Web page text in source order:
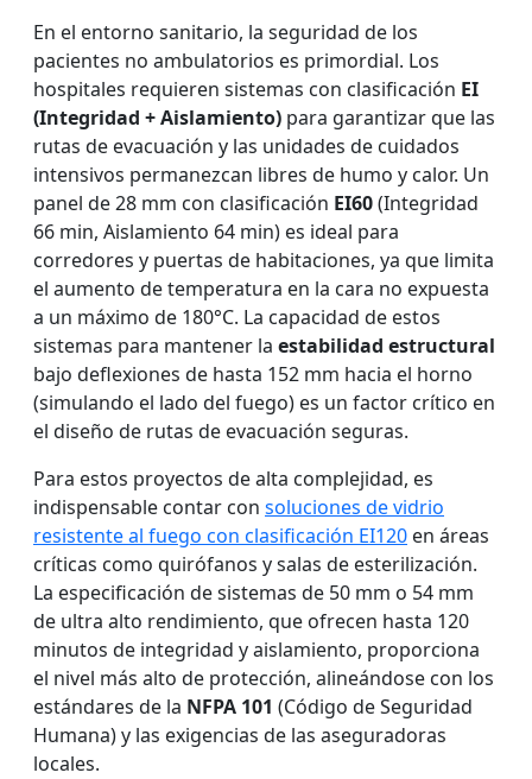
En el entorno sanitario, la seguridad de los
pacientes no ambulatorios es primordial. Los
hospitales requieren sistemas con clasificación EI
(Integridad + Aislamiento) para garantizar que las
rutas de evacuación y las unidades de cuidados
intensivos permanezcan libres de humo y calor. Un
panel de 28 mm con clasificación EI60(Integridad
66 min, Aislamiento 64 min) es ideal para
corredores y puertas de habitaciones, ya que limita
el aumento de temperatura en la cara no expuesta
a un máximo de 180°C. La capacidad de estos
sistemas para mantener la estabilidad estructural
bajo deflexiones de hasta 152 mm hacia el horno
(simulando el lado del fuego) es un factor crítico en
el diseño de rutas de evacuación seguras.
Para estos proyectos de alta complejidad, es
indispensable contar con soluciones de vidrio
resistente al fuego con clasificación EI120 en áreas
críticas como quirófanos y salas de esterilización.
La especificación de sistemas de 50 mm o 54 mm
de ultra alto rendimiento, que ofrecen hasta 120
minutos de integridad y aislamiento, proporciona
el nivel más alto de protección, alineándose con los
estándares de la NFPA 101 (Código de Seguridad
Humana) y las exigencias de las aseguradoras
locales.